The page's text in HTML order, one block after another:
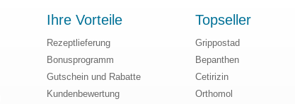
Ihre Vorteile
Rezeptlieferung
Bonusprogramm
Gutschein und Rabatte
Kundenbewertung
Topseller
Grippostad
Bepanthen
Cetirizin
Orthomol